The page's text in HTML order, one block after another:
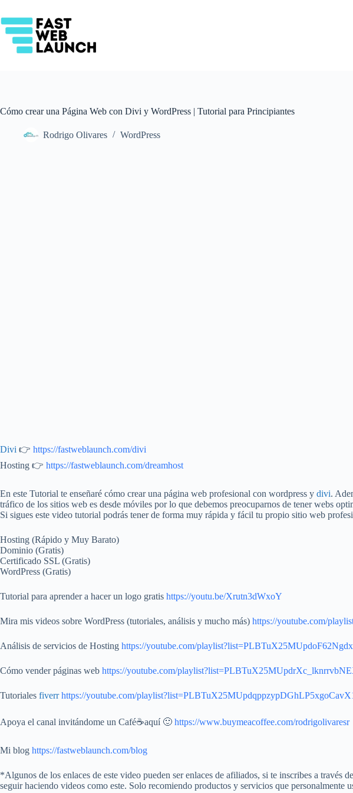
al
contenido
Cómo crear una Página Web con Divi y WordPress | Tutorial para Principiantes
Rodrigo Olivares WordPress
Divi 👉 https://fastweblaunch.com/divi
Hosting 👉 https://fastweblaunch.com/dreamhost
En este Tutorial te enseñaré cómo crear una página web profesional con wordpress y divi.
tráfico de los sitios web es desde móviles por lo que debemos preocuparnos de tener webs
Si sigues este video tutorial podrás tener de forma muy rápida y fácil tu propio sitio web
Hosting (Rápido y Muy Barato)
Dominio (Gratis)
Certificado SSL (Gratis)
WordPress (Gratis)
Tutorial para aprender a hacer un logo gratis https://youtu.be/Xrutn3dWxoY
Mira mis videos sobre WordPress (tutoriales, análisis y mucho más) https://youtube.com/
Análisis de servicios de Hosting https://youtube.com/
Cómo vender páginas web https://youtube.com/
Tutoriales fiverr https://youtube.com/
Apoya el canal invitándome un Café☕aquí 🙂 https://www.buymeacoffee.com/rodrigolivaresr
Mi blog https://fastweblaunch.com/blog
*Algunos de los enlaces de este video pueden ser enlaces de afiliados, si te inscribes a
seguir haciendo videos como este. Solo recomiendo productos y servicios que personalmente